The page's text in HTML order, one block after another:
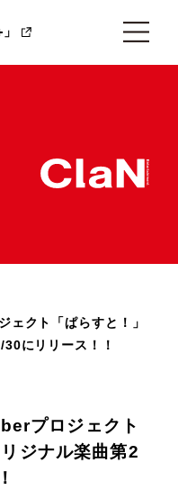
ェクト「ぱらすと！」
にリリース！！
プロジェクト
ジナル楽曲第2